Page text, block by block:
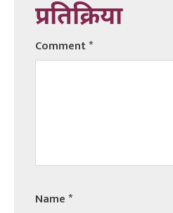
प्रतिक्रिया
Comment*
Name*